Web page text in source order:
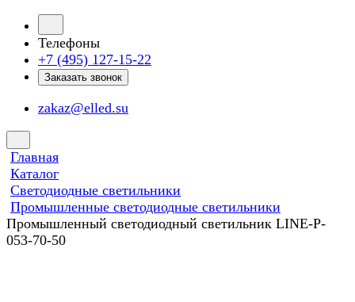
Телефоны
+7 (495) 127-15-22
Заказать звонок
zakaz@elled.su
Главная
Каталог
Светодиодные светильники
Промышленные светодиодные светильники
Промышленный светодиодный светильник LINE-P-
053-70-50